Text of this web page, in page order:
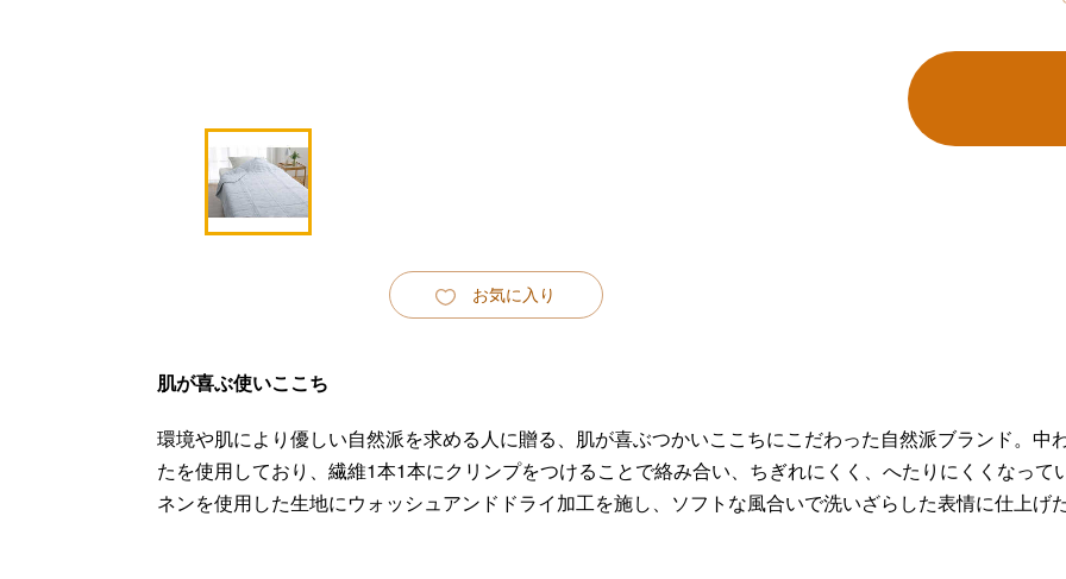
お気に入り
肌が喜ぶ使いここち
環境や肌により優しい自然派を求める人に贈る、肌が喜ぶつかいここちにこだわった自然派ブランド。中
たを使用しており、繊維1本1本にクリンプをつけることで絡み合い、ちぎれにくく、へたりにくくなって
ネンを使用した生地にウォッシュアンドドライ加工を施し、ソフトな風合いで洗いざらした表情に仕上げ